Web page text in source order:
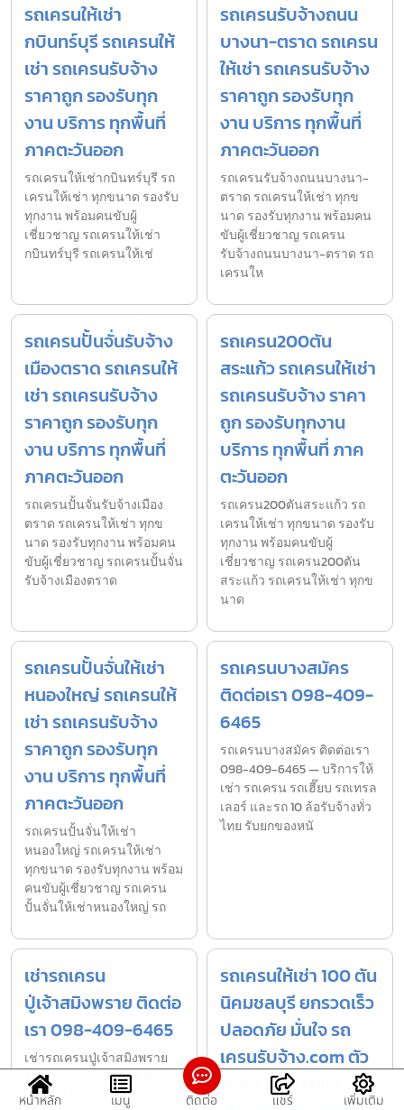
รถเครนให้เช่า
กบินทร์บุรี รถเครนให้
เช่า รถเครนรับจ้าง
ราคาถูก รองรับทุก
งาน บริการ ทุกพื้นที่
ภาคตะวันออก
รถเครนให้เช่ากบินทร์บุรี รถ
เครนให้เช่า ทุกขนาด รองรับ
ทุกงาน พร้อมคนขับผู้
เชี่ยวชาญ รถเครนให้เช่า
กบินทร์บุรี รถเครนให้เช่
รถเครนรับจ้างถนน
บางนา-ตราด รถเครน
ให้เช่า รถเครนรับจ้าง
ราคาถูก รองรับทุก
งาน บริการ ทุกพื้นที่
ภาคตะวันออก
รถเครนรับจ้างถนนบางนา-
ตราด รถเครนให้เช่า ทุกข
นาด รองรับทุกงาน พร้อมคน
ขับผู้เชี่ยวชาญ รถเครน
รับจ้างถนนบางนา-ตราด รถ
เครนให
รถเครนปั้นจั่นรับจ้าง
เมืองตราด รถเครนให้
เช่า รถเครนรับจ้าง
ราคาถูก รองรับทุก
งาน บริการ ทุกพื้นที่
ภาคตะวันออก
รถเครนปั้นจั่นรับจ้างเมือง
ตราด รถเครนให้เช่า ทุกข
นาด รองรับทุกงาน พร้อมคน
ขับผู้เชี่ยวชาญ รถเครนปั้นจั่น
รับจ้างเมืองตราด
รถเครน200ตัน
สระแก้ว รถเครนให้เช่า
รถเครนรับจ้าง ราคา
ถูก รองรับทุกงาน
บริการ ทุกพื้นที่ ภาค
ตะวันออก
รถเครน200ตันสระแก้ว รถ
เครนให้เช่า ทุกขนาด รองรับ
ทุกงาน พร้อมคนขับผู้
เชี่ยวชาญ รถเครน200ตัน
สระแก้ว รถเครนให้เช่า ทุกข
นาด
รถเครนปั้นจั่นให้เช่า
หนองใหญ่ รถเครนให้
เช่า รถเครนรับจ้าง
ราคาถูก รองรับทุก
งาน บริการ ทุกพื้นที่
ภาคตะวันออก
รถเครนปั้นจั่นให้เช่า
หนองใหญ่ รถเครนให้เช่า
ทุกขนาด รองรับทุกงาน พร้อม
คนขับผู้เชี่ยวชาญ รถเครน
ปั้นจั่นให้เช่าหนองใหญ่ รถ
รถเครนบางสมัคร
ติดต่อเรา 098-409-
6465
รถเครนบางสมัคร ติดต่อเรา
098-409-6465 — บริการให้
เช่า รถเครน รถเฮี๊ยบ รถเทรล
เลอร์ และรถ 10 ล้อรับจ้างทั่ว
ไทย รับยกของหนั
เช่ารถเครน
ปู่เจ้าสมิงพราย ติดต่อ
เรา 098-409-6465
เช่ารถเครนปู่เจ้าสมิงพราย
ติดต่อเรา 098-409-6465 —
บริการให้เช่า รถเครน รถ
รถเครนให้เช่า 100 ตัน
นิคมชลบุรี ยกรวดเร็ว
ปลอดภัย มั่นใจ รถ
เครนรับจ้าง.com ตัว
จริงเรื่องเครนและรถ
หน้าหลัก เมนู ติดต่อ แชร์ เพิ่มเติม